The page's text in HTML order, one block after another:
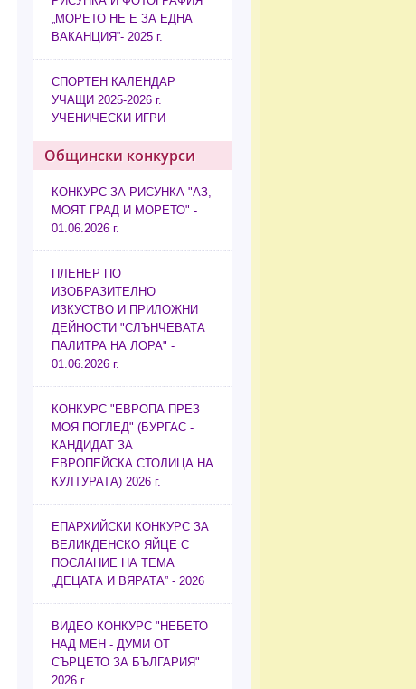
„МОРЕТО НЕ Е ЗА ЕДНА
ВАКАНЦИЯ”- 2025 г.
СПОРТЕН КАЛЕНДАР
УЧАЩИ 2025-2026 г.
УЧЕНИЧЕСКИ ИГРИ
Общински конкурси
КОНКУРС ЗА РИСУНКА "АЗ,
МОЯТ ГРАД И МОРЕТО" -
01.06.2026 г.
ПЛЕНЕР ПО
ИЗОБРАЗИТЕЛНО
ИЗКУСТВО И ПРИЛОЖНИ
ДЕЙНОСТИ "СЛЪНЧЕВАТА
ПАЛИТРА НА ЛОРА" -
01.06.2026 г.
КОНКУРС "ЕВРОПА ПРЕЗ
МОЯ ПОГЛЕД" (БУРГАС -
КАНДИДАТ ЗА
ЕВРОПЕЙСКА СТОЛИЦА НА
КУЛТУРАТА) 2026 г.
ЕПАРХИЙСКИ КОНКУРС ЗА
ВЕЛИКДЕНСКО ЯЙЦЕ С
ПОСЛАНИЕ НА ТЕМА
„ДЕЦАТА И ВЯРАТА” - 2026
ВИДЕО КОНКУРС "НЕБЕТО
НАД МЕН - ДУМИ ОТ
СЪРЦЕТО ЗА БЪЛГАРИЯ"
2026 г.